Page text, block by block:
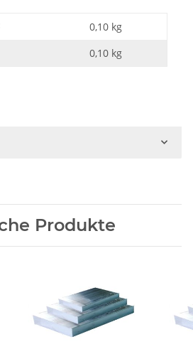
0,10 kg
0,10 kg
Produkte